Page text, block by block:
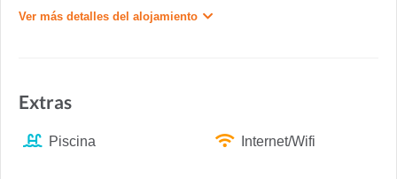
Ver más detalles del alojamiento
Extras
Piscina Internet/Wifi